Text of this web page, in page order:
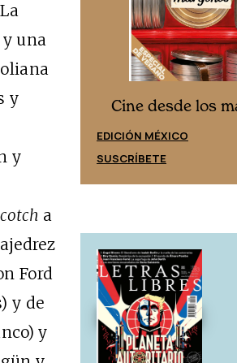
una
y
y
a
Ford
y de
y
Cine desde los
EDICIÓN MÉXICO
SUSCRÍBETE